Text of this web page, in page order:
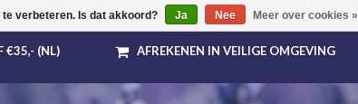
€35,- (NL) AFREKENEN IN VEILIGE OMGEVING
verbeteren. Is dat akkoord? Ja Nee Meer over cookies »